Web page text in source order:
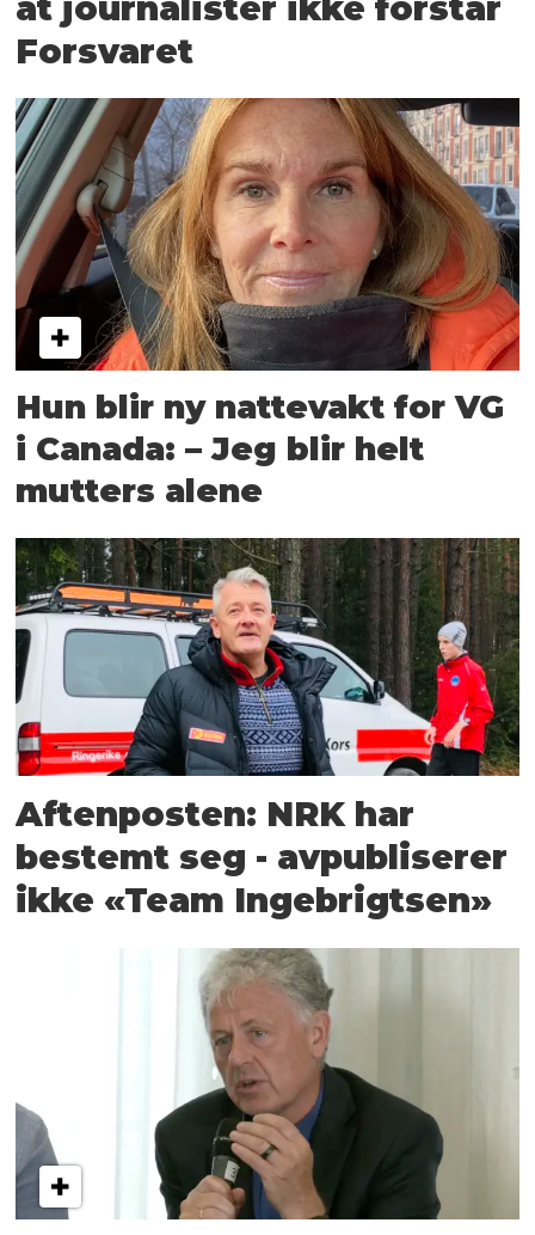
Forsvaret
Hun blir ny nattevakt for VG
i Canada: – Jeg blir helt
mutters alene
Aftenposten: NRK har
bestemt seg - avpubliserer
ikke «Team Ingebrigtsen»